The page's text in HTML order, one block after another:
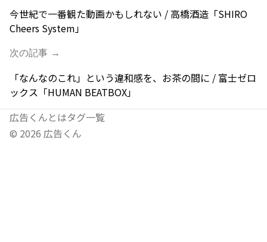
今世紀で一番観た動画かもしれない / 高橋酒造「SHIRO
Cheers System」
次の記事 →
「なんなのこれ」という違和感を、お茶の間に / 富士ゼロ
ックス「HUMAN BEATBOX」
広告くんとはタグ一覧
© 2026 広告くん